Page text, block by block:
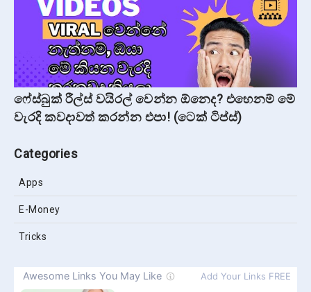
ෆේස්බුක් රීල්ස් වයිරල් වෙන්න ඕනෙද? එහෙනම් මේ
වැරදි කවදාවත් කරන්න එපා! (ටෙක් ටිප්ස්)
Categories
Apps
E-Money
Tricks